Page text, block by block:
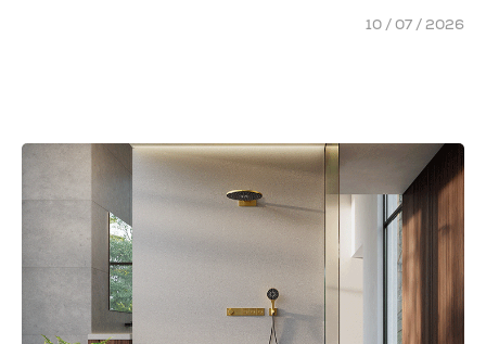
10 / 07 / 2026